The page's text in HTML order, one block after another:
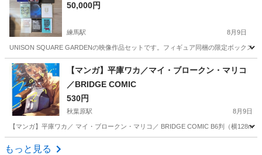
50,000円
練馬駅 8月9日
UNISON SQUARE GARDENの映像作品セットです。フィギュア同梱の限定ボックス
東京 練馬区 DVD/ブルーレイ
【マンガ】平庫ワカ／マイ・ブロークン・マリコ
／BRIDGE COMIC
530円
秋葉原駅 8月9日
【マンガ】平庫ワカ／ マイ・ブロークン・マリコ／ BRIDGE COMIC B6判（横
東京 千代田区
もっと見る